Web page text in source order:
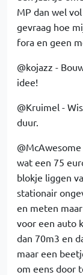
MP dan wel
gevraag hoe
fora en geen
@kojazz -
idee!
@Kruimel -
duur.
wat een 75
blokje liggen
stationair
en meten
voor een auto
dan 70m3 en
maar een
om eens door